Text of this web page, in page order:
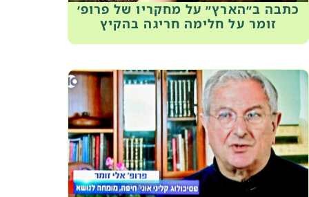
כתבה ב״הארץ״ על מחקריו של פרופ׳
זומר על חלימה חריגה בהקיץ